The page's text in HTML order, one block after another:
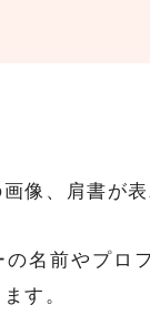
像、肩書が表
名前やプロ
す。